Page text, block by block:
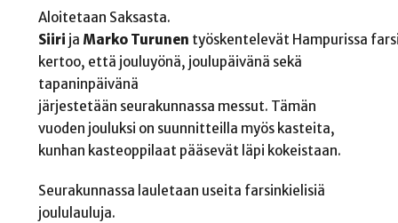
Aloitetaan Saksasta.
Siiri ja Marko Turunen työskentelevät Hampurissa
kertoo, että jouluyönä, joulupäivänä sekä
tapaninpäivänä
järjestetään seurakunnassa messut. Tämän
vuoden jouluksi on suunnitteilla myös kasteita,
kunhan kasteoppilaat pääsevät läpi kokeistaan.
Seurakunnassa lauletaan useita farsinkielisiä
joululauluja.